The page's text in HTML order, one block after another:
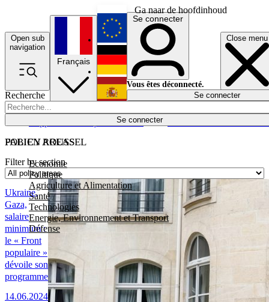
Ga naar de hoofdinhoud
Open sub
navigation
Close menu
Recherche
Se connecter
POLICY AREAS
Economie
Politique
Agriculture et Alimentation
Santé
Technologies
Energie, Environnement et Transport
Défense
Économie
Français
English
Deutsch
Español
Se connecter
Vous êtes déconnecté.
Se connecter
FABIEN ROUSSEL
Filter by section
Ukraine,
Gaza,
salaire
minimum :
le « Front
populaire »
dévoile son
programme
14.06.2024